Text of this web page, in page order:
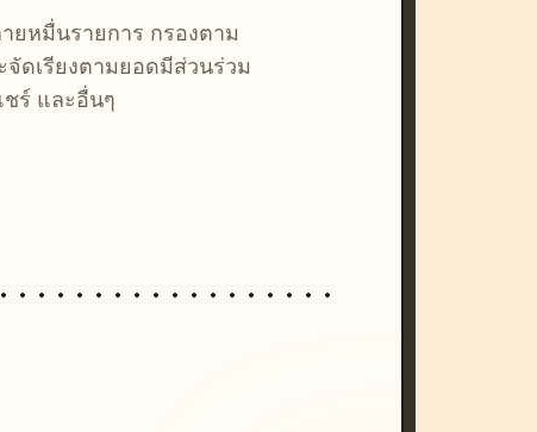
ยหมื่นรายการ กรองตาม
จัดเรียงตามยอดมีส่วนร่วม
ร์ และอื่นๆ